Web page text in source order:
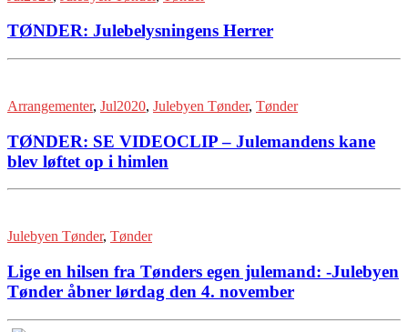
TØNDER: Julebelysningens Herrer
Arrangementer, Jul2020, Julebyen Tønder, Tønder
TØNDER: SE VIDEOCLIP – Julemandens kane
blev løftet op i himlen
Julebyen Tønder, Tønder
Lige en hilsen fra Tønders egen julemand: -Julebyen
Tønder åbner lørdag den 4. november